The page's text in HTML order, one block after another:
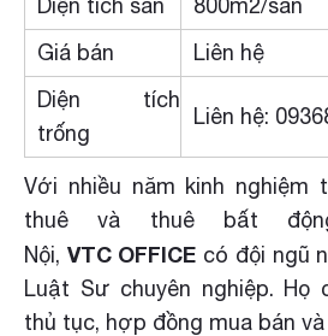
Diện tích sàn
800m2/sàn
Giá bán
Liên hệ
Diện tích
trống
Liên hệ:
Với nhiều năm kinh nghiệm
thuê và thuê bất
Nội, VTC OFFICE có đội ngũ
Luật Sư chuyên nghiệp. Họ
thủ tục, hợp đồng mua bán